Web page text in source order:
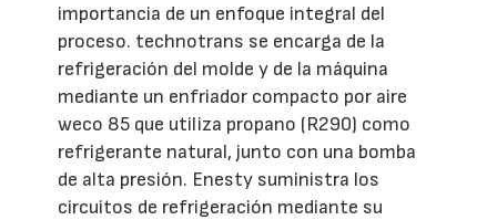
importancia de un enfoque integral del
proceso. technotrans se encarga de la
refrigeración del molde y de la máquina
mediante un enfriador compacto por aire
weco 85 que utiliza propano (R290) como
refrigerante natural, junto con una bomba
de alta presión. Enesty suministra los
circuitos de refrigeración mediante su